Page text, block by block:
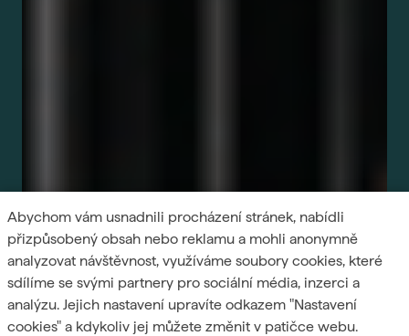
Abychom vám usnadnili procházení stránek, nabídli
přizpůsobený obsah nebo reklamu a mohli anonymně
analyzovat návštěvnost, využíváme soubory cookies, které
sdílíme se svými partnery pro sociální média, inzerci a
analýzu. Jejich nastavení upravíte odkazem "Nastavení
cookies" a kdykoliv jej můžete změnit v patičce webu.